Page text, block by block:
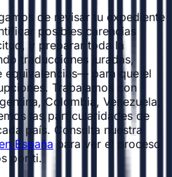
de revisar tu expediente
posibles carencias
y preparar toda la
traducciones juradas,
equivalencias— para que el
Trabajamos con
Colombia, Venezuela,
las particularidades de
país. Consulta nuestra
España para ver el proceso
por ti.